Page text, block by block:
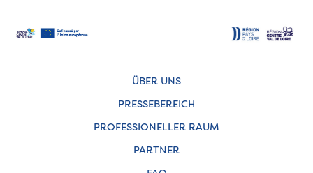
ÜBER UNS
PRESSEBEREICH
PROFESSIONELLER RAUM
PARTNER